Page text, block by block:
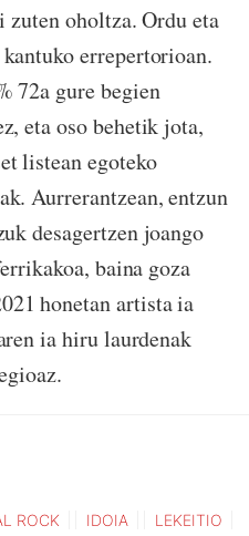
oholtza. Ordu eta
errepertorioan.
72a gure begien
eta oso behetik jota,
listean egoteko
Aurrerantzean, entzun
desagertzen joango
baina goza
honetan artista ia
ia hiru laurdenak
ROCK IDOIA
LEKEITIO